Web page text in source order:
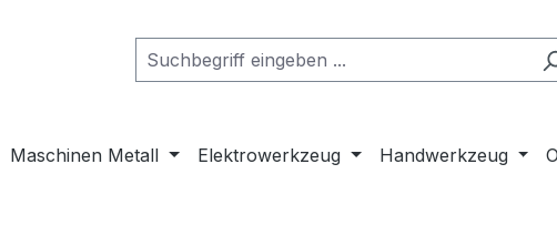
Maschinen Metall Elektrowerkzeug Handwerkzeug